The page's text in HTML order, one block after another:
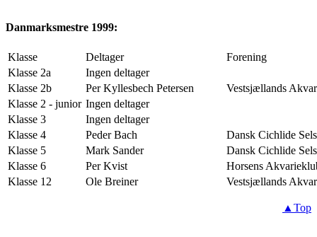
Danmarksmestre 1999:
Klasse Deltager
Forening
Klasse 2a
Ingen deltager
Klasse 2b
Per Kyllesbech Petersen
Vestsjællands
Klasse 2 - junior Ingen deltager
Klasse 3
Ingen deltager
Klasse 4
Peder Bach
Dansk Cichlide
Klasse 5
Mark Sander
Dansk Cichlide
Klasse 6
Per Kvist
Horsens
Klasse 12
Ole Breiner Vestsjællands
▲Top